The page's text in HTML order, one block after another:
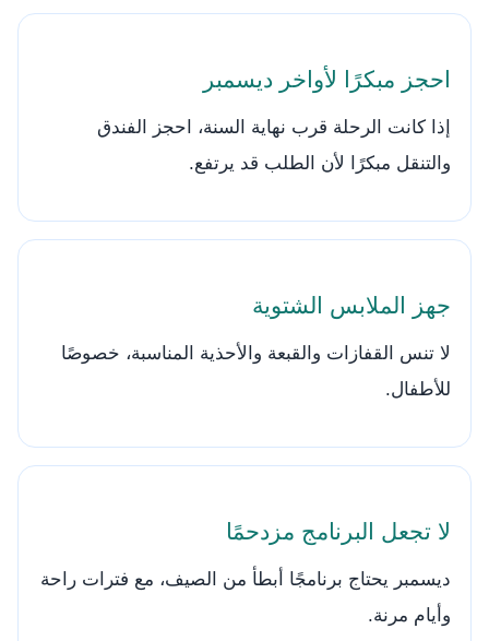
احجز مبكرًا لأواخر ديسمبر
إذا كانت الرحلة قرب نهاية السنة، احجز الفندق
والتنقل مبكرًا لأن الطلب قد يرتفع.
جهز الملابس الشتوية
لا تنس القفازات والقبعة والأحذية المناسبة، خصوصًا
للأطفال.
لا تجعل البرنامج مزدحمًا
ديسمبر يحتاج برنامجًا أبطأ من الصيف، مع فترات راحة
وأيام مرنة.